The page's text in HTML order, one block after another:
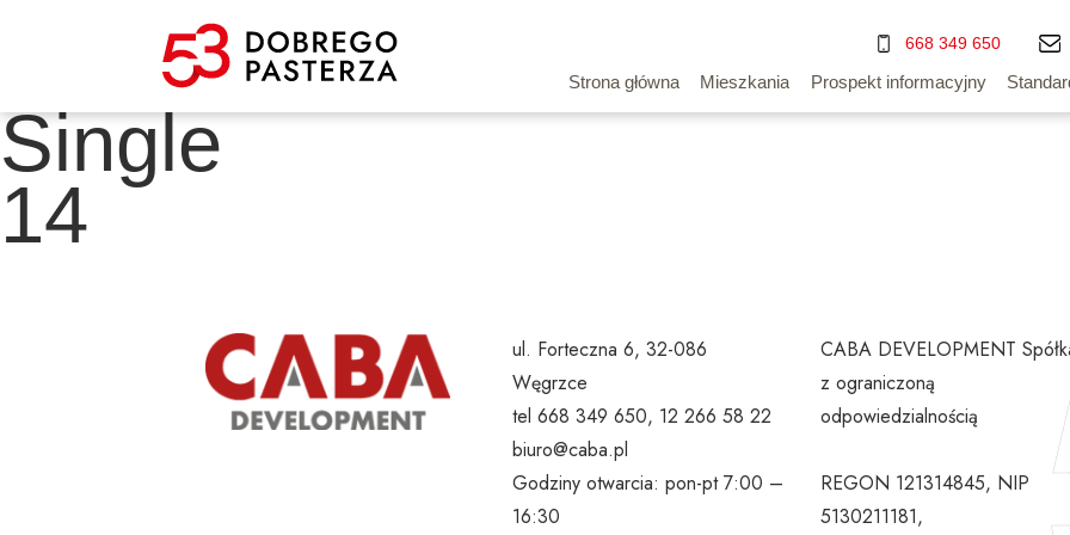
668 349 650
Prospekt informacyjny
Mieszkania
Strona główna
Single
14
ul. Forteczna 6, 32-086
Węgrzce
tel 668 349 650, 12 266 58 22
biuro@caba.pl
Godziny otwarcia: pon-pt 7:00 –
16:30
CABA DEVELOPMENT
z ograniczoną
odpowiedzialnością
REGON 121314845, NIP
5130211181,